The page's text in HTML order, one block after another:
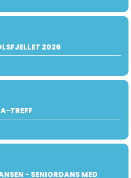
2026
TREFF
- SENIORDANS MED